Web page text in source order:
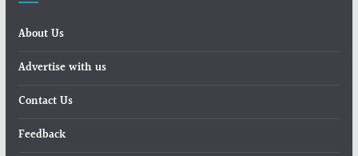
About Us
Advertise with us
Contact Us
Feedback